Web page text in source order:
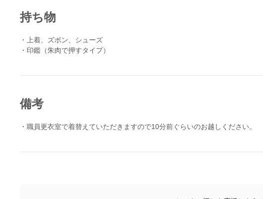
持ち物
・上着、ズボン、シューズ
・印鑑（朱肉で押すタイプ）
備考
・職員更衣室で着替えていただきますので10分前ぐらいのお越しください。